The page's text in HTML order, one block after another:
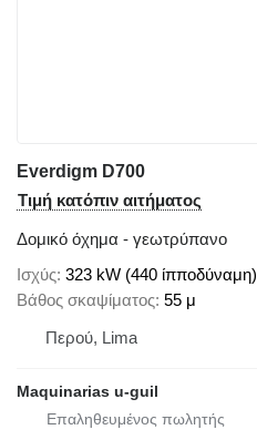
Everdigm D700
Τιμή κατόπιν αιτήματος
Δομικό όχημα - γεωτρύπανο
Ισχύς 323 kW (440 ίπποδύναμη)
Βάθος σκαψίματος 55 μ
Περού, Lima
Maquinarias u-guil